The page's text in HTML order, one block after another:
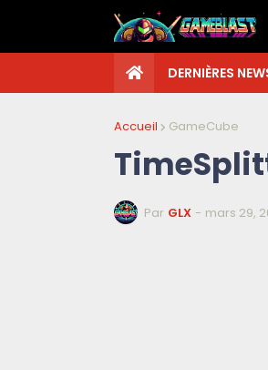
DERNIÈRES
Accueil GameCube
Par GLX - mars 29,